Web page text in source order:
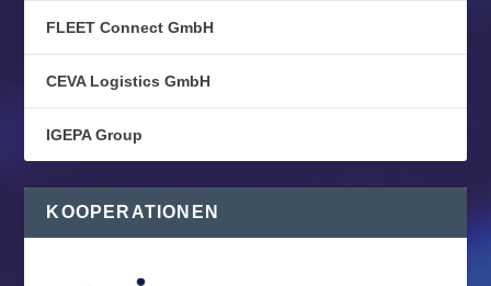
FLEET Connect GmbH
CEVA Logistics GmbH
IGEPA Group
KOOPERATIONEN